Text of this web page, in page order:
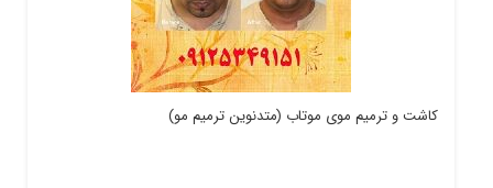
کاشت و ترمیم موی موتاب (متدنوین ترمیم مو)